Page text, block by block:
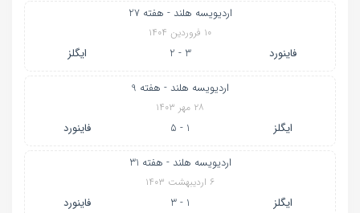
اردیویسه هلند - هفته 27
۱۰ فروردین ۱۴۰۴
فاینورد 3 - 2 ایگلز
اردیویسه هلند - هفته 9
۲۸ مهر ۱۴۰۳
ایگلز 1 - 5 فاینورد
اردیویسه هلند - هفته 31
۶ اردیبهشت ۱۴۰۳
ایگلز 1 - 3 فاینورد